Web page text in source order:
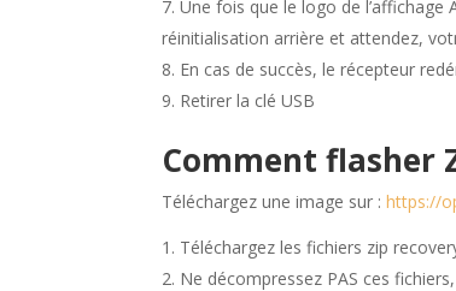
Une fois que le logo de
réinitialisation arrière et attendez,
En cas de succès, le récepteur
Retirer la clé USB
Comment flasher
Téléchargez une image sur :https://
Téléchargez les fichiers zip
Ne décompressez PAS ces